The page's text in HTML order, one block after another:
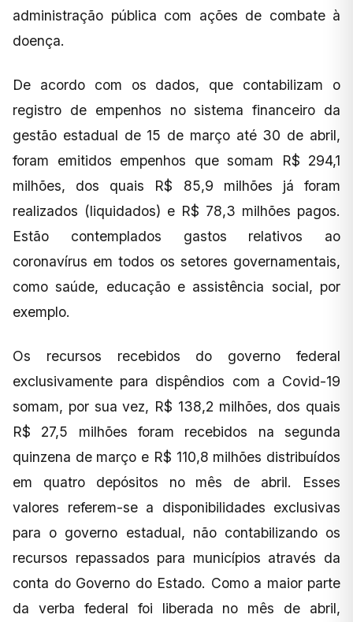
administração pública com ações de combate à
doença.
De acordo com os dados, que contabilizam o
registro de empenhos no sistema financeiro da
gestão estadual de 15 de março até 30 de abril,
foram emitidos empenhos que somam R$ 294,1
milhões, dos quais R$ 85,9 milhões já foram
realizados (liquidados) e R$ 78,3 milhões pagos.
Estão contemplados gastos relativos ao
coronavírus em todos os setores governamentais,
como saúde, educação e assistência social, por
exemplo.
Os recursos recebidos do governo federal
exclusivamente para dispêndios com a Covid-19
somam, por sua vez, R$ 138,2 milhões, dos quais
R$ 27,5 milhões foram recebidos na segunda
quinzena de março e R$ 110,8 milhões distribuídos
em quatro depósitos no mês de abril. Esses
valores referem-se a disponibilidades exclusivas
para o governo estadual, não contabilizando os
recursos repassados para municípios através da
conta do Governo do Estado. Como a maior parte
da verba federal foi liberada no mês de abril,